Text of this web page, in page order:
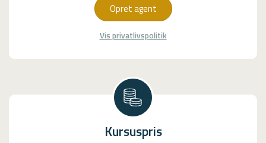
Opret agent
Vis privatlivspolitik
Kursuspris